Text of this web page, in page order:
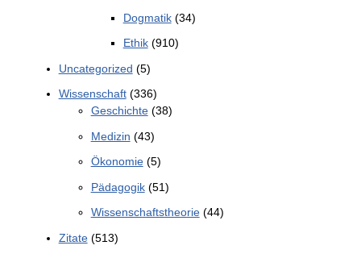
Dogmatik(34)
Ethik(910)
Uncategorized (5)
Wissenschaft(336)
Geschichte(38)
Medizin (43)
Ökonomie(5)
Pädagogik(51)
Wissenschaftstheorie(44)
Zitate(513)